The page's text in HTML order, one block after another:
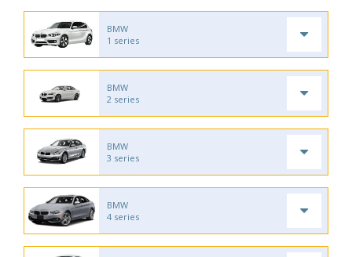
BMW
1 series
BMW
2 series
BMW
3 series
BMW
4 series